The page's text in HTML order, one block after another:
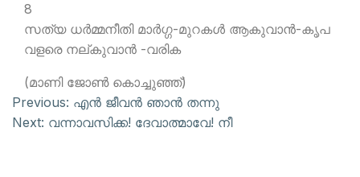
8
സത്യ ധര്‍മ്മനീതി മാര്‍ഗ്ഗ-മുറകള്‍ ആകുവാന്‍-കൃപ
വളരെ നല്കുവാന്‍ -വരിക
(മാണി ജോണ്‍ കൊച്ചുഞ്ഞ്)
Previous: എന്‍ ജീവന്‍ ഞാന്‍ തന്നു
Next: വന്നാവസിക്ക! ദേവാത്മാവേ! നീ